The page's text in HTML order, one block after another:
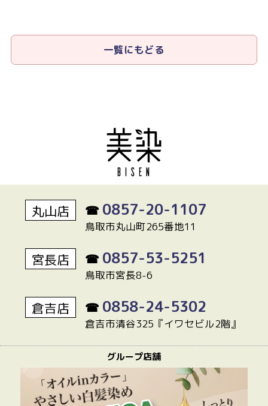
一覧にもどる
丸山店 ☎ 0857-20-1107
鳥取市丸山町265番地11
宮長店 ☎ 0857-53-5251
鳥取市宮長8-6
倉吉店 ☎ 0858-24-5302
倉吉市清谷325『イワセビル2階』
グループ店舗